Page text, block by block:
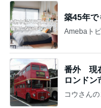
築45年で
Amebaト
番外 現
ロンドン
時
コウさん